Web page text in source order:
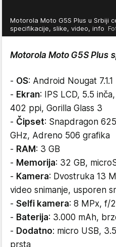
Motorola Moto G5S Plus u Srbiji
specifikacije, slike, video, info
Motorola Moto G5S Plus
- OS: Android Nougat 7.1.1
- Ekran: IPS LCD, 5.5
402 ppi, Gorilla Glass 3
- Čipset: Snapdragon
GHz, Adreno 506 grafika
- RAM: 3 GB
- Memorija: 32 GB,
- Kamera: Dvostruka 13
video snimanje, usporen
- Selfi kamera: 8 MPx, f/
- Baterija: 3.000 mAh,
- Dodatno: micro USB,
prsta